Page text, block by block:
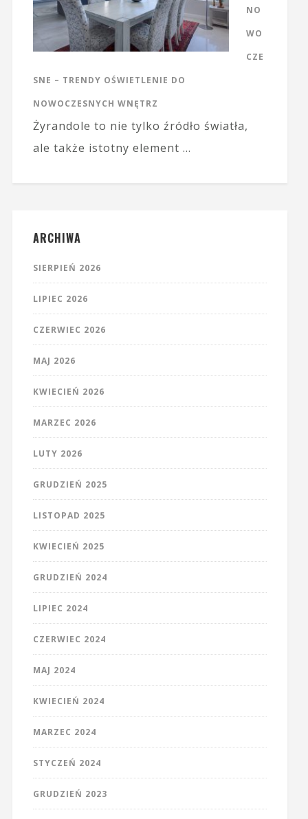
NO
WO
CZE
SNE – TRENDY OŚWIETLENIE DO
NOWOCZESNYCH WNĘTRZ
Żyrandole to nie tylko źródło światła,
ale także istotny element …
ARCHIWA
SIERPIEŃ 2026
LIPIEC 2026
CZERWIEC 2026
MAJ 2026
KWIECIEŃ 2026
MARZEC 2026
LUTY 2026
GRUDZIEŃ 2025
LISTOPAD 2025
KWIECIEŃ 2025
GRUDZIEŃ 2024
LIPIEC 2024
CZERWIEC 2024
MAJ 2024
KWIECIEŃ 2024
MARZEC 2024
STYCZEŃ 2024
GRUDZIEŃ 2023